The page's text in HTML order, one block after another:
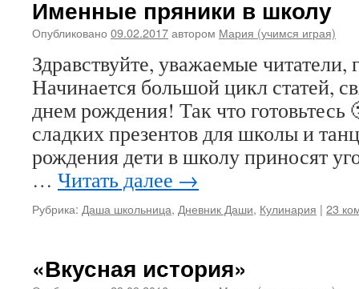
Именные пряники в школу
Опубликовано 09.02.2017автором Мария (учимся играя)
Здравствуйте, уважаемые читатели,
Начинается большой цикл статей,
днем рождения! Так что
сладких презентов для школы и
рождения дети в школу приносят
… Читать далее →
Рубрика: Даша школьница, Дневник Даши, Кулинария | 23
«Вкусная история»